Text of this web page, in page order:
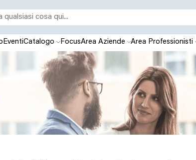
EventiCatalogo FocusArea Aziende Area Professionisti